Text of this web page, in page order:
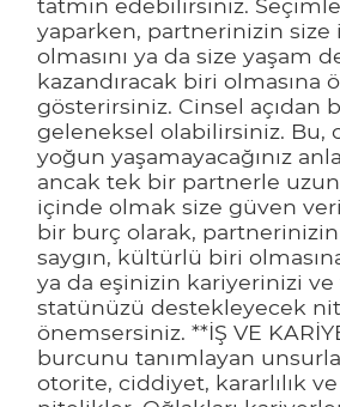
tatmin edebilirsiniz.
yaparken, partnerinizin size
olmasını ya da size yaşam
kazandıracak biri olmasına
gösterirsiniz. Cinsel açıdan
geleneksel olabilirsiniz. Bu,
yoğun yaşamayacağınız
ancak tek bir partnerle
içinde olmak size güven
bir burç olarak,
saygın, kültürlü biri
ya da eşinizin kariyerinizi
statünüzü destekleyecek
önemsersiniz. **İŞ VE
burcunu tanımlayan
otorite, ciddiyet, kararlılık ve